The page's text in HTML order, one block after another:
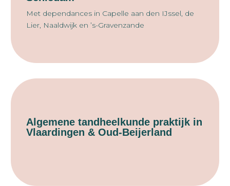
Met dependances in Capelle aan den IJssel, de
Lier, Naaldwijk en ’s-Gravenzande
Algemene tandheelkunde praktijk in
Vlaardingen & Oud-Beijerland